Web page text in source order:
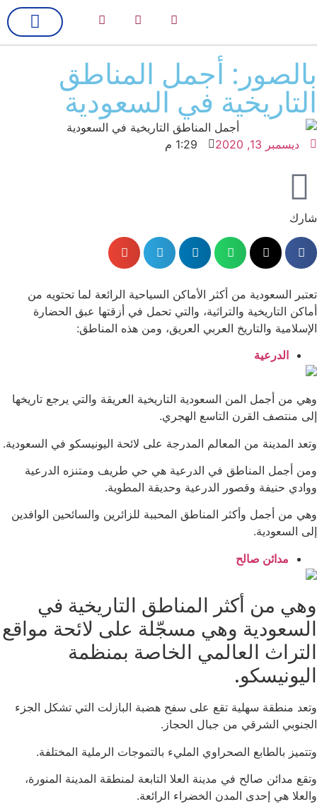
بالصور: أجمل المناطق
التاريخية في السعودية
ديسمبر 13, 2020 1:29 م
شارك
تعتبر السعودية من أكثر الأماكن السياحية الرائعة لما تحتويه من
أماكن التاريخية والتراثية، والتي تحمل في أزقتها عبق الحضارة
الإسلامية والتاريخ العربي العريق، ومن هذه المناطق:
الدرعية
وهي من أجمل المن السعودية التاريخية العريقة والتي يرجع تاريخها
إلى منتصف القرن التاسع الهجري.
وتعد المدينة من المعالم المدرجة على لائحة اليونيسكو في السعودية.
ومن أجمل المناطق في الدرعية هي حي طريف ومتنزه الدرعية
ووادي حنيفة وقصور الدرعية وحديقة المطوية.
وهي من أجمل وأكثر المناطق المحببة للزائرين والسائحين الوافدين
إلى السعودية.
مدائن صالح
وهي من أكثر المناطق التاريخية في
السعودية وهي مسجّلة على لائحة مواقع
التراث العالمي الخاصة بمنظمة
اليونيسكو.
وتعد منطقة سهلية تقع على سفح هضبة البازلت التي تشكل الجزء
الجنوبي الشرقي من جبال الحجاز.
وتتميز بالطابع الصحراوي المليء بالتموجات الرملية المختلفة.
وتقع مدائن صالح في مدينة العلا التابعة لمنطقة المدينة المنورة،
والعلا هي إحدى المدن الخضراء الرائعة.